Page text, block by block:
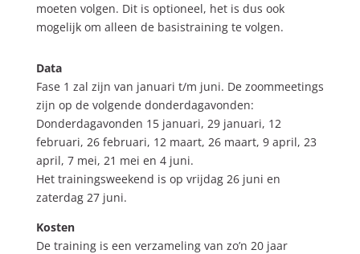
moeten volgen. Dit is optioneel, het is dus ook
mogelijk om alleen de basistraining te volgen.
Data
Fase 1 zal zijn van januari t/m juni. De zoommeetings
zijn op de volgende donderdagavonden:
Donderdagavonden 15 januari, 29 januari, 12
februari, 26 februari, 12 maart, 26 maart, 9 april, 23
april, 7 mei, 21 mei en 4 juni.
Het trainingsweekend is op vrijdag 26 juni en
zaterdag 27 juni.
Kosten
De training is een verzameling van zo’n 20 jaar